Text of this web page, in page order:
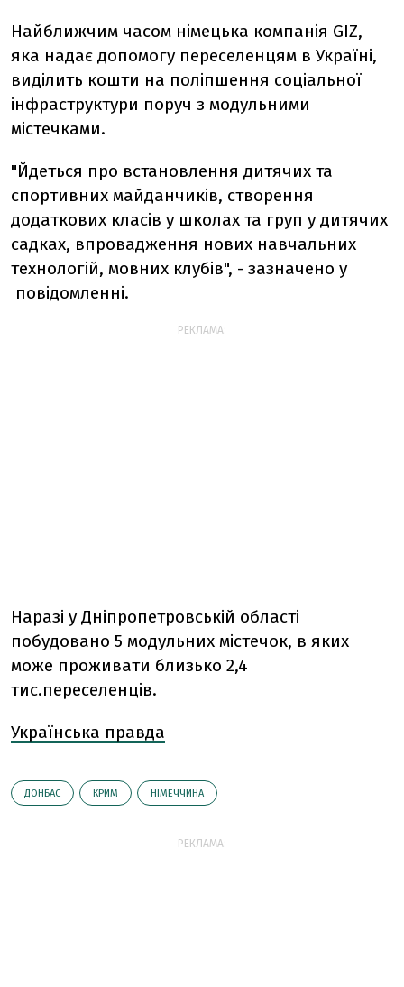
Найближчим часом німецька компанія GIZ,
яка надає допомогу переселенцям в Україні,
виділить кошти на поліпшення соціальної
інфраструктури поруч з модульними
містечками.
"Йдеться про встановлення дитячих та
спортивних майданчиків, створення
додаткових класів у школах та груп у дитячих
садках, впровадження нових навчальних
технологій, мовних клубів", - зазначено у
повідомленні.
РЕКЛАМА:
Наразі у Дніпропетровській області
побудовано 5 модульних містечок, в яких
може проживати близько 2,4
тис.переселенців.
Українська правда
ДОНБАС КРИМ НІМЕЧЧИНА
РЕКЛАМА: